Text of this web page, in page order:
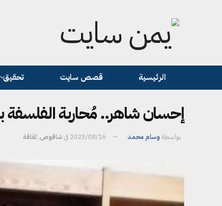
الرئيسية قصص سايت تحقيق
إحسان شاهر.. مُحاربة الفلسفة
بواسطة وسام محمد 2023/08/16 في شاقوص, ثقافة